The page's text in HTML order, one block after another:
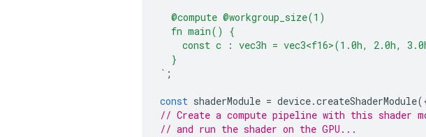
  @compute @workgroup_size(1)
  fn main() {
const c : vec3h = vec3<f16>(1.0h, 2.0h,
  }
` ;
const shaderModule = device.createShaderModule
// Create a compute pipeline with this shader
// and run the shader on the GPU...